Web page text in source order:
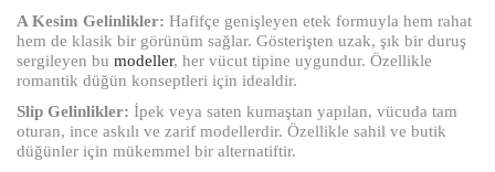
A Kesim Gelinlikler: Hafifçe genişleyen etek formuyla hem rahat
hem de klasik bir görünüm sağlar. Gösterişten uzak, şık bir duruş
sergileyen bu modeller, her vücut tipine uygundur. Özellikle
romantik düğün konseptleri için idealdir.
Slip Gelinlikler: İpek veya saten kumaştan yapılan, vücuda tam
oturan, ince askılı ve zarif modellerdir. Özellikle sahil ve butik
düğünler için mükemmel bir alternatiftir.